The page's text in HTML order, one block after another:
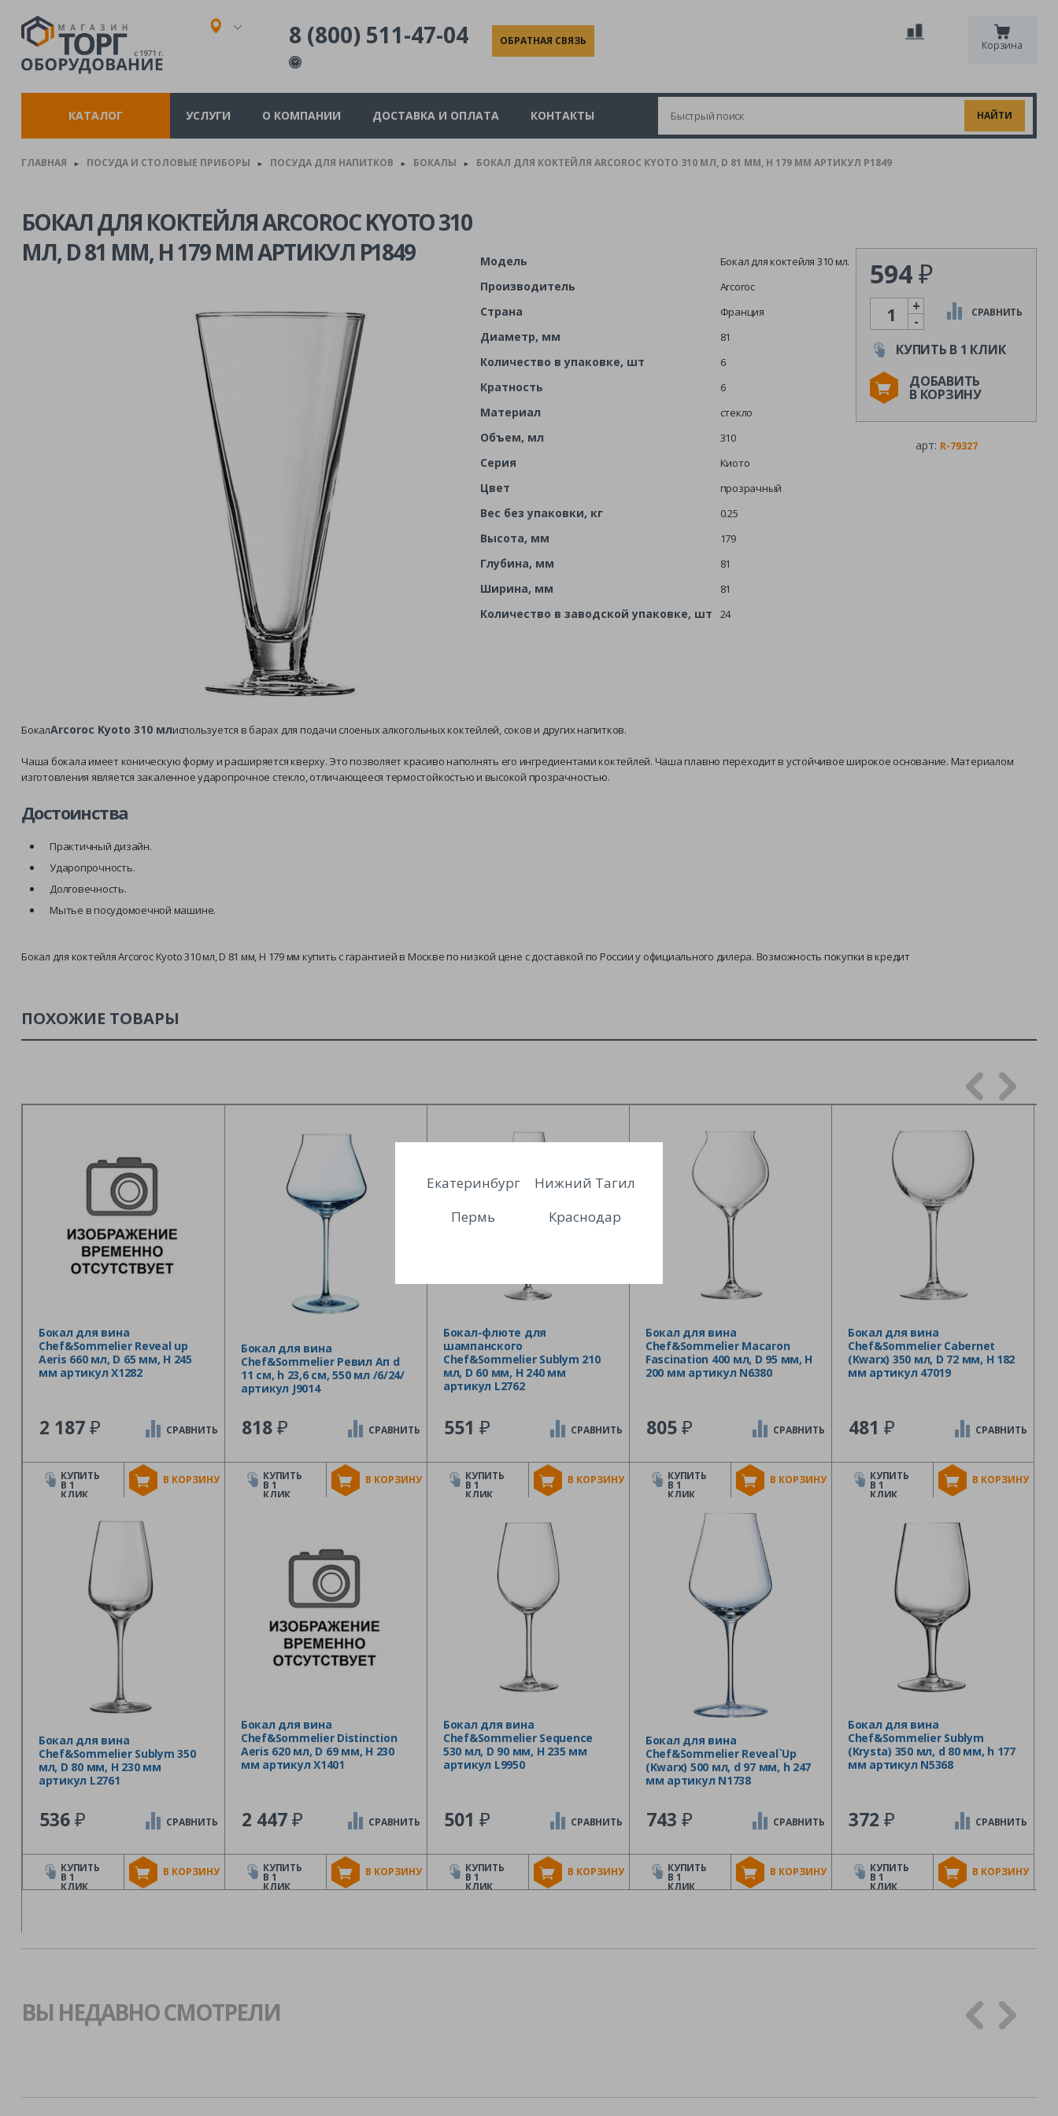
8 (800) 511-47-04 ОБРАТНАЯ СВЯЗЬ Корзина
КАТАЛОГ УСЛУГИ О КОМПАНИИ ДОСТАВКА И ОПЛАТА КОНТАКТЫ
ГЛАВНАЯ ► ПОСУДА И СТОЛОВЫЕ ПРИБОРЫ ► ПОСУДА ДЛЯ НАПИТКОВ ► БОКАЛЫ ► БОКАЛ ДЛЯ КОКТЕЙЛЯ ARCOROC KYOTO 310 МЛ, D 81 ММ, H 179 ММ АРТИКУЛ P1849
БОКАЛ ДЛЯ КОКТЕЙЛЯ ARCOROC KYOTO 310
МЛ, D 81 ММ, H 179 ММ АРТИКУЛ P1849
Модель Бокал для коктейля 310 мл.
Производитель Arcoroc
Страна Франция
Диаметр, мм 81
Количество в упаковке, шт 6
Кратность 6
Материал стекло
Объем, мл 310
Серия Киото
Цвет прозрачный
Вес без упаковки, кг 0.25
Высота, мм 179
Глубина, мм 81
Ширина, мм 81
Количество в заводской упаковке, шт 24
594₽
Количество
-
+ СРАВНИТЬ
КУПИТЬ В 1 КЛИК
ДОБАВИТЬ
В КОРЗИНУ
арт: R-79327
БокалArcoroc Kyoto 310 млиспользуется в барах для подачи слоеных алкогольных коктейлей, соков и других напитков.
Чаша бокала имеет коническую форму и расширяется кверху. Это позволяет красиво наполнять его ингредиентами коктейлей. Чаша плавно переходит в устойчивое широкое основание. Материалом
изготовления является закаленное ударопрочное стекло, отличающееся термостойкостью и высокой прозрачностью.
Достоинства
Практичный дизайн.
Ударопрочность.
Долговечность.
Мытье в посудомоечной машине.
Бокал для коктейля Arcoroc Kyoto 310 мл, D 81 мм, H 179 мм купить с гарантией в Москве по низкой цене с доставкой по России у официального дилера. Возможность покупки в кредит
ПОХОЖИЕ ТОВАРЫ
Бокал для вина
Chef&Sommelier Reveal up
Aeris 660 мл, D 65 мм, H 245
мм артикул X1282
2 187₽
В КОРЗИНУ
СРАВНИТЬ
КУПИТЬ
В 1
КЛИК
Бокал для вина
Chef&Sommelier Ревил Ап d
11 см, h 23,6 см, 550 мл /6/24/
артикул J9014
818₽
В КОРЗИНУ
СРАВНИТЬ
КУПИТЬ
В 1
КЛИК
Бокал-флюте для
шампанского
Chef&Sommelier Sublym 210
мл, D 60 мм, H 240 мм
артикул L2762
551 ₽
В КОРЗИНУ
СРАВНИТЬ
КУПИТЬ
В 1
КЛИК
Бокал для вина
Chef&Sommelier Macaron
Fascination 400 мл, D 95 мм, H
200 мм артикул N6380
805₽
В КОРЗИНУ
СРАВНИТЬ
КУПИТЬ
В 1
КЛИК
Бокал для вина
Chef&Sommelier Cabernet
(Kwarx) 350 мл, D 72 мм, H 182
мм артикул 47019
481 ₽
В КОРЗИНУ
СРАВНИТЬ
КУПИТЬ
В 1
КЛИК
Бокал для вина
Chef&Sommelier Sublym 350
мл, D 80 мм, H 230 мм
артикул L2761
536₽
В КОРЗИНУ
СРАВНИТЬ
КУПИТЬ
В 1
КЛИК
Бокал для вина
Chef&Sommelier Distinction
Aeris 620 мл, D 69 мм, H 230
мм артикул X1401
2 447₽
В КОРЗИНУ
СРАВНИТЬ
КУПИТЬ
В 1
КЛИК
Бокал для вина
Chef&Sommelier Sequence
530 мл, D 90 мм, H 235 мм
артикул L9950
501 ₽
В КОРЗИНУ
СРАВНИТЬ
КУПИТЬ
В 1
КЛИК
Бокал для вина
Chef&Sommelier Reveal`Up
(Kwarx) 500 мл, d 97 мм, h 247
мм артикул N1738
743 ₽
В КОРЗИНУ
СРАВНИТЬ
КУПИТЬ
В 1
КЛИК
Бокал для вина
Chef&Sommelier Sublym
(Krysta) 350 мл, d 80 мм, h 177
мм артикул N5368
372 ₽
В КОРЗИНУ
СРАВНИТЬ
КУПИТЬ
В 1
КЛИК
ВЫ НЕДАВНО СМОТРЕЛИ
Екатеринбург
Нижний Тагил
Пермь
Краснодар